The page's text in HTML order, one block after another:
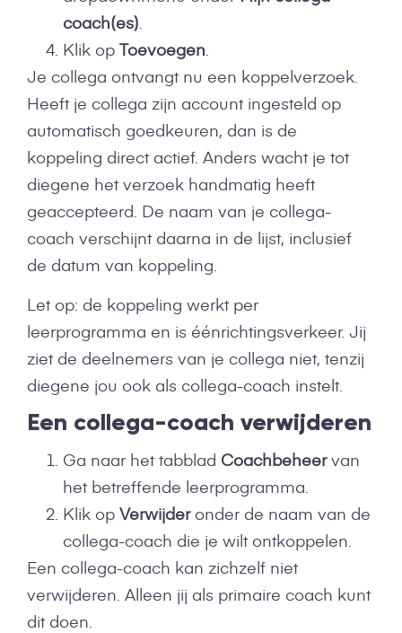
coach(es)
Klik op Toevoegen
Je collega ontvangt nu een koppelverzoek.
Heeft je collega zijn account ingesteld op
automatisch goedkeuren, dan is de
koppeling direct actief. Anders wacht je tot
diegene het verzoek handmatig heeft
geaccepteerd. De naam van je collega-
coach verschijnt daarna in de lijst, inclusief
de datum van koppeling.
Let op: de koppeling werkt per
leerprogramma en is éénrichtingsverkeer. Jij
ziet de deelnemers van je collega niet, tenzij
diegene jou ook als collega-coach instelt.
Een collega-coach verwijderen
Ga naar het tabblad Coachbeheervan
het betreffende leerprogramma.
Klik op Verwijderonder de naam van de
collega-coach die je wilt ontkoppelen.
Een collega-coach kan zichzelf niet
verwijderen. Alleen jij als primaire coach kunt
dit doen.